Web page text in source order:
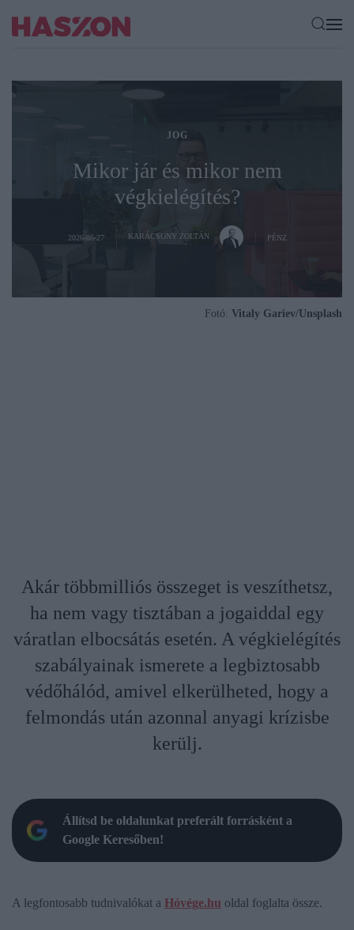
JOG
Mikor jár és mikor nem
végkielégítés?
2026-05-27 KARÁCSONY ZOLTÁN PÉNZ
Fotó: Vitaly Gariev/Unsplash
Akár többmilliós összeget is veszíthetsz,
ha nem vagy tisztában a jogaiddal egy
váratlan elbocsátás esetén. A végkielégítés
szabályainak ismerete a legbiztosabb
védőhálód, amivel elkerülheted, hogy a
felmondás után azonnal anyagi krízisbe
kerülj.
Állítsd be oldalunkat preferált forrásként a
Google Keresőben!
A legfontosabb tudnivalókat a Hóvége.hu oldal foglalta össze.